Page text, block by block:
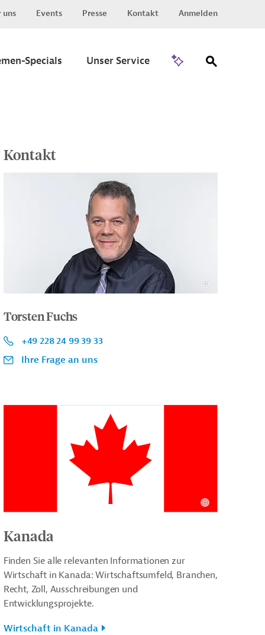
uns Events Presse Kontakt Anmelden
Specials Unser Service
Kontakt
Torsten Fuchs
+49 228 24 99 39 33
Ihre Frage an uns
Kanada
Finden Sie alle relevanten Informationen zur
Wirtschaft in Kanada: Wirtschaftsumfeld, Branchen,
Recht, Zoll, Ausschreibungen und
Entwicklungsprojekte.
Wirtschaft in Kanada